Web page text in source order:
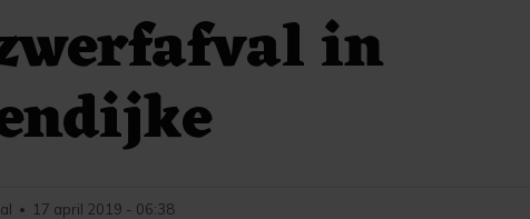
in
• 17 april 2019 - 06:38